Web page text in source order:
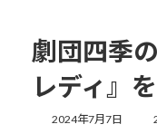
劇団四季
レディ』
2024年7月7日